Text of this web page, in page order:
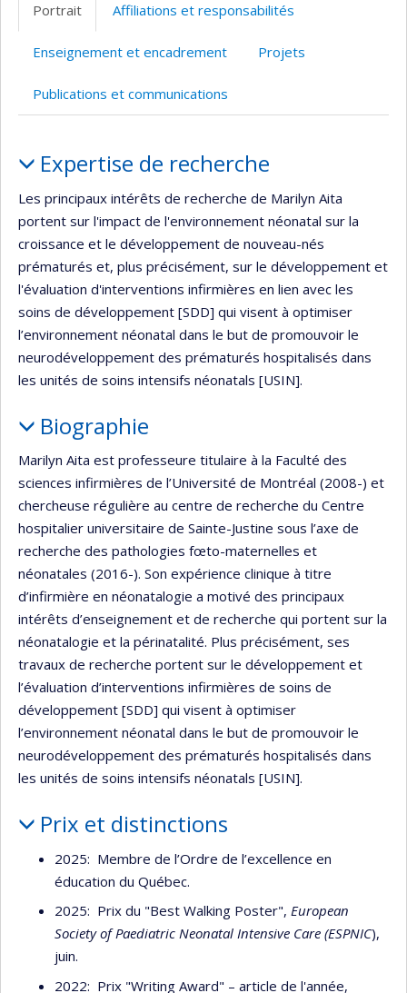
Portrait Affiliations et responsabilités
Enseignement et encadrement Projets
Publications et communications
Expertise de recherche
Les principaux intérêts de recherche de Marilyn Aita
portent sur l'impact de l'environnement néonatal sur la
croissance et le développement de nouveau-nés
prématurés et, plus précisément, sur le développement et
l'évaluation d'interventions infirmières en lien avec les
soins de développement [SDD] qui visent à optimiser
l’environnement néonatal dans le but de promouvoir le
neurodéveloppement des prématurés hospitalisés dans
les unités de soins intensifs néonatals [USIN].
Biographie
Marilyn Aita est professeure titulaire à la Faculté des
sciences infirmières de l’Université de Montréal (2008-) et
chercheuse régulière au centre de recherche du Centre
hospitalier universitaire de Sainte-Justine sous l’axe de
recherche des pathologies fœto-maternelles et
néonatales (2016-). Son expérience clinique à titre
d’infirmière en néonatalogie a motivé des principaux
intérêts d’enseignement et de recherche qui portent sur la
néonatalogie et la périnatalité. Plus précisément, ses
travaux de recherche portent sur le développement et
l’évaluation d’interventions infirmières de soins de
développement [SDD] qui visent à optimiser
l’environnement néonatal dans le but de promouvoir le
neurodéveloppement des prématurés hospitalisés dans
les unités de soins intensifs néonatals [USIN].
Prix et distinctions
2025: Membre de l’Ordre de l’excellence en
éducation du Québec.
2025: Prix du "Best Walking Poster", European
Society of Paediatric Neonatal Intensive Care (ESPNIC),
juin.
2022: Prix "Writing Award" – article de l'année,